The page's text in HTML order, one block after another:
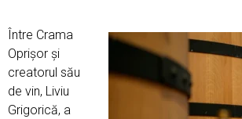
Între Crama
Oprișor și
creatorul său
de vin, Liviu
Grigorică, a